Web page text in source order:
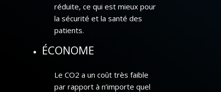
réduite, ce qui est mieux pour
la sécurité et la santé des
patients.
ÉCONOME
Le CO2 a un coût très faible
par rapport à n’importe quel